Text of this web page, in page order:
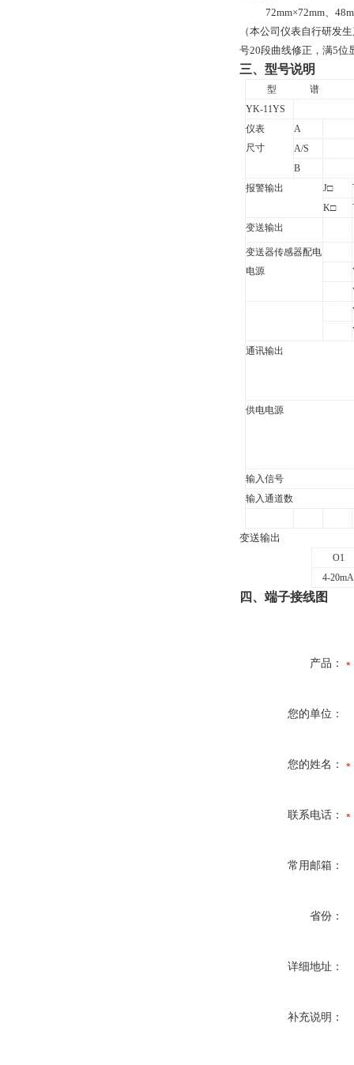
72mm×72mm、
（本公司仪表自行研发
号20段曲线修正，满5位
三、 型号说明
型
谱
YK-11YS
仪表
尺寸
A
A/S
B
报警输出
J□
K□
变送输出
变送器传感器配电
电源
通讯输出
供电电源
输入信号
输入通道数
变送输出
O1
4-20mA
四、端子接线图
产品：
您的单位：
您的姓名：
联系电话：
常用邮箱：
省份：
详细地址：
补充说明：